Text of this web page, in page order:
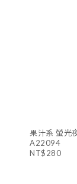
果汁系 螢光
A22094
NT$280